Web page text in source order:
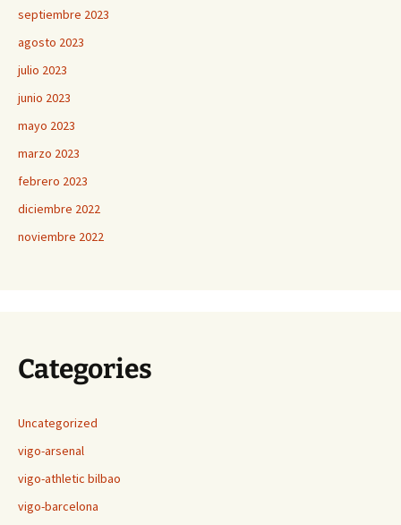
septiembre 2023
agosto 2023
julio 2023
junio 2023
mayo 2023
marzo 2023
febrero 2023
diciembre 2022
noviembre 2022
Categories
Uncategorized
vigo-arsenal
vigo-athletic bilbao
vigo-barcelona